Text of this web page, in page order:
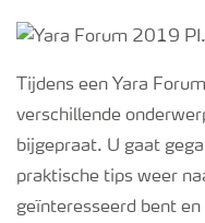
Meststoffen
Podcasts
Webinars
Tijdens een Yara
verschillende
bijgepraat. U gaat
praktische tips weer
geïnteresseerd bent